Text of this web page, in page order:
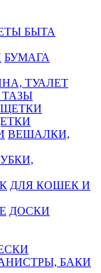
БЫТА
БУМАГА
ТУАЛЕТ
ТАЗЫ
ВЕШАЛКИ,
ДЛЯ КОШЕК И
ДОСКИ
БАКИ